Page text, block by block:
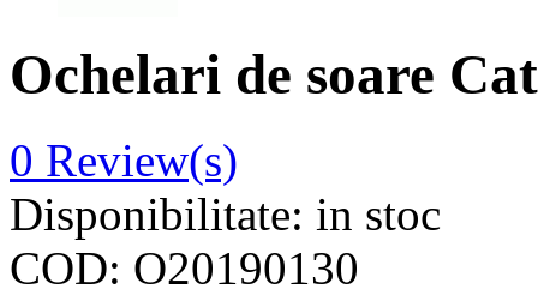
Ochelari de soare
0 Review(s)
Disponibilitate: in stoc
COD: O20190130